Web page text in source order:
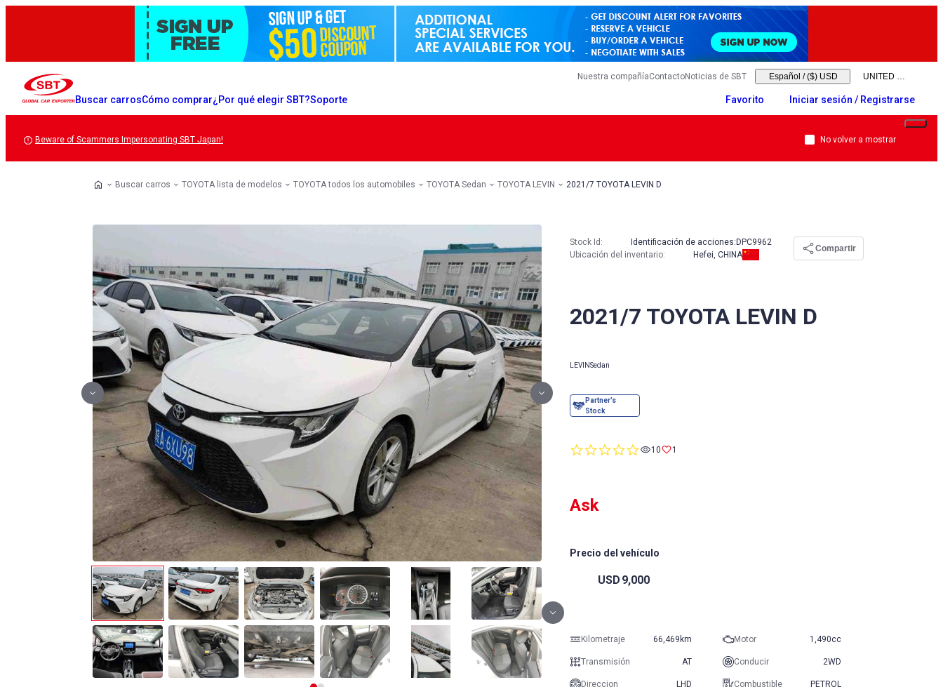
Buscar carrosCómo comprar¿Por qué elegir SBT?Soporte
Nuestra compañíaContactoNoticias de SBT Español / ($) USD
Favorito Iniciar sesión / Registrarse
Beware of Scammers Impersonating SBT Japan! No volver a mostrar
Buscar carros TOYOTA lista de modelos TOYOTA todos los automobiles TOYOTA Sedan TOYOTA LEVIN 2021/7 TOYOTA LEVIN D
2021/7 TOYOTA LEVIN D
LEVINSedan
Stock Id: Identificación de acciones: DPC9962
Ubicación del inventario: Hefei, CHINA
Compartir
0.010 1
Ask
Precio del vehículo
USD 9,000
Kilometraje 66,469km Motor 1,490cc
Transmisión AT Conducir 2WD
Direccion LHD Combustible PETROL